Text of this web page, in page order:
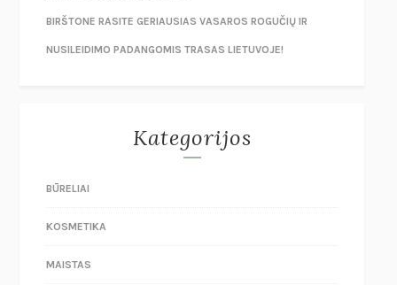
BIRŠTONE RASITE GERIAUSIAS VASAROS ROGUČIŲ IR
NUSILEIDIMO PADANGOMIS TRASAS LIETUVOJE!
Kategorijos
BŪRELIAI
KOSMETIKA
MAISTAS